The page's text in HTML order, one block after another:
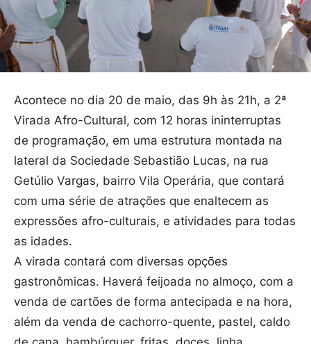
Acontece no dia 20 de maio, das 9h às 21h, a 2ª
Virada Afro-Cultural, com 12 horas ininterruptas
de programação, em uma estrutura montada na
lateral da Sociedade Sebastião Lucas, na rua
Getúlio Vargas, bairro Vila Operária, que contará
com uma série de atrações que enaltecem as
expressões afro-culturais, e atividades para todas
as idades.
A virada contará com diversas opções
gastronômicas. Haverá feijoada no almoço, com a
venda de cartões de forma antecipada e na hora,
além da venda de cachorro-quente, pastel, caldo